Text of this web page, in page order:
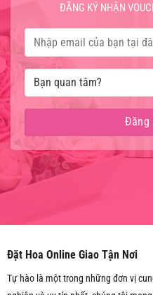
ĐĂNG KÝ NHẬN
Đặt Hoa Online Giao Tận Nơi
Tự hào là một trong những đơn vị